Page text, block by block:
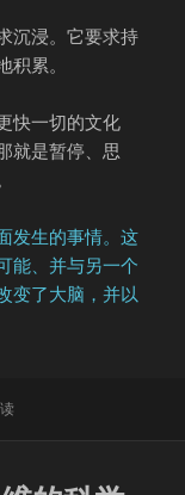
沉浸。它要求持
累。
快一切的文化
就是暂停、思
发生的事情。这
能、并与另一个
变了大脑，并以